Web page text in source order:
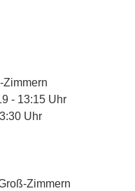
Zimmern
- 13:15 Uhr
Uhr
Zimmern